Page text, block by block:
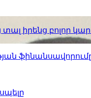
իրենց բոլոր